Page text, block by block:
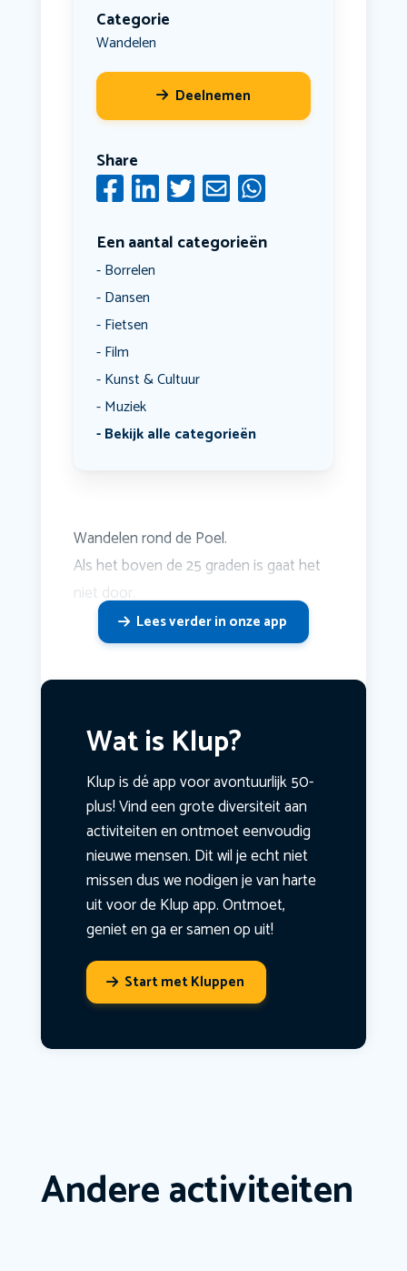
Categorie
Wandelen
Deelnemen
Share
Een aantal categorieën
Borrelen
Dansen
Fietsen
Film
Kunst & Cultuur
Muziek
Bekijk alle categorieën
Wandelen rond de Poel.
Als het boven de 25 graden is gaat het
niet door.
Lees verder in onze app
Wat is Klup?
Klup is dé app voor avontuurlijk 50-
plus! Vind een grote diversiteit aan
activiteiten en ontmoet eenvoudig
nieuwe mensen. Dit wil je echt niet
missen dus we nodigen je van harte
uit voor de Klup app. Ontmoet,
geniet en ga er samen op uit!
Start met Kluppen
Andere activiteiten